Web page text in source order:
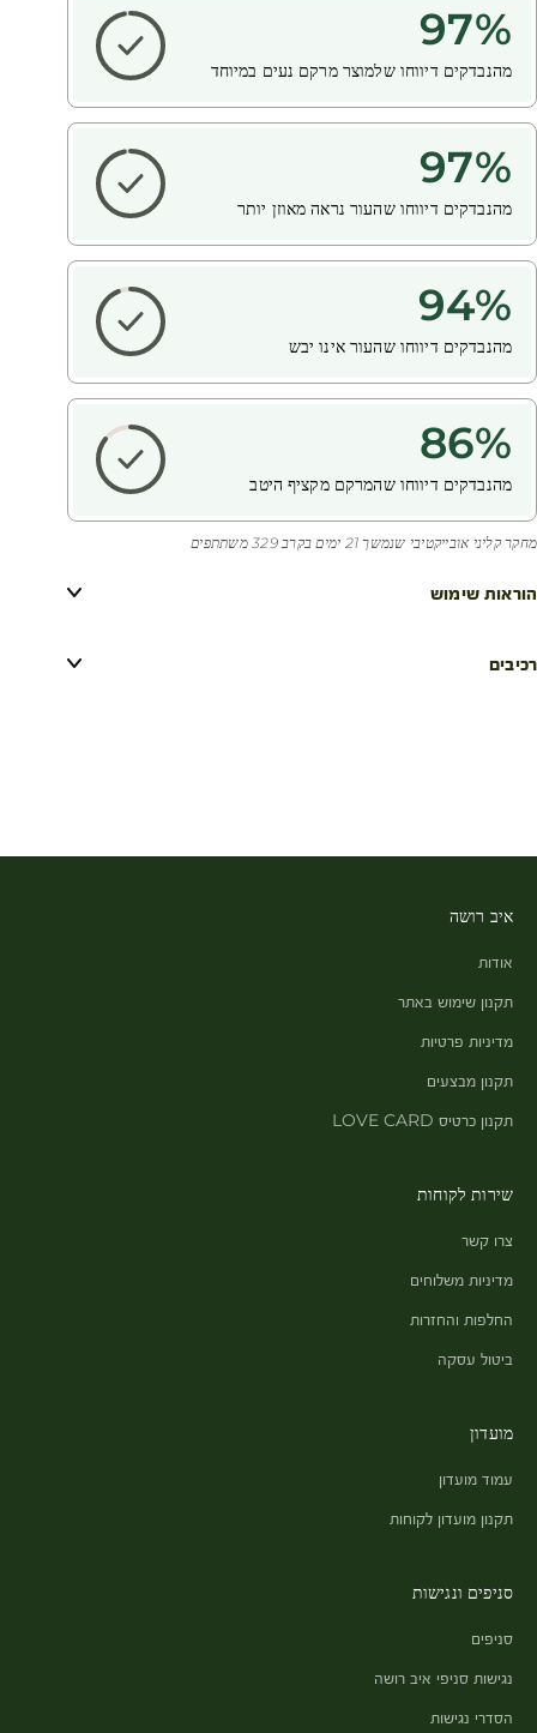
97%
מהנבדקים דיווחו שלמוצר מרקם נעים במיוחד
97%
מהנבדקים דיווחו שהעור נראה מאוזן יותר
94%
מהנבדקים דיווחו שהעור אינו יבש
86%
מהנבדקים דיווחו שהמרקם מקציף היטב
מחקר קליני אובייקטיבי שנמשך 21 ימים בקרב 329 משתתפים
הוראות שימוש
רכיבים
איב רושה
אודות
תקנון שימוש באתר
מדיניות פרטיות
תקנון מבצעים
תקנון כרטיס LOVE CARD
שירות לקוחות
צרו קשר
מדיניות משלוחים
החלפות והחזרות
ביטול עסקה
מועדון
עמוד מועדון
תקנון מועדון לקוחות
סניפים ונגישות
סניפים
נגישות סניפי איב רושה
הסדרי נגישות